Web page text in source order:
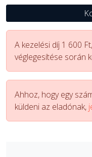
A kezelési díj 1 600
véglegesítése során
Ahhoz, hogy egy
küldeni az eladónak,